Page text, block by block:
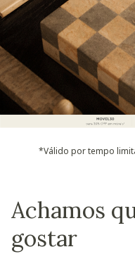
*Válido por tempo
Achamos
gostar